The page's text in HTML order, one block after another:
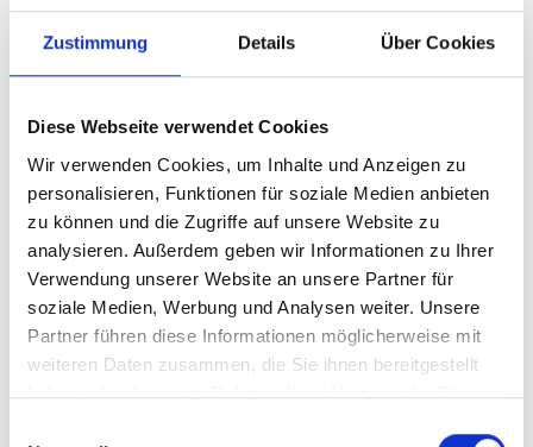
Zustimmung Details Über Cookies
Diese Webseite verwendet Cookies
Wir verwenden Cookies, um Inhalte und Anzeigen zu
personalisieren, Funktionen für soziale Medien anbieten
zu können und die Zugriffe auf unsere Website zu
analysieren. Außerdem geben wir Informationen zu Ihrer
Verwendung unserer Website an unsere Partner für
soziale Medien, Werbung und Analysen weiter. Unsere
Partner führen diese Informationen möglicherweise mit
weiteren Daten zusammen, die Sie ihnen bereitgestellt
haben oder die sie im Rahmen Ihrer Nutzung der Dienste
eigene Erwartungen, und unsere
Schulung ist so konzipiert, dass sie dir
deiner individuellen Vorlage zeigt,
anstatt eine Einheitslösung zu bieten.
Der Prozess des wissenschaftlichen
Schreibens kann ohne das richtige
Wissen eine große Herausforderung
darstellen. Jedoch, ausgestattet mit
denTechniken und Strategiendieses
Kurses, wird die Formatierung deiner